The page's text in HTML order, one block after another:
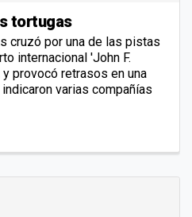
tortugas
cruzó por una de las pistas
internacional 'John F.
y provocó retrasos en una
varias compañías